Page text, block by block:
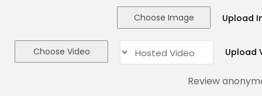
Upload
Choose Image
Upload
Choose Video
Review